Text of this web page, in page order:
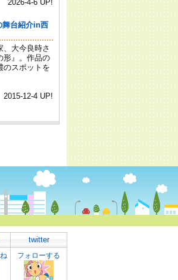
twitter
フォローする